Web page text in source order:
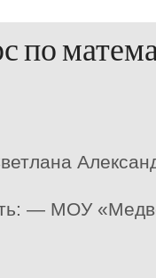
по
— МОУ